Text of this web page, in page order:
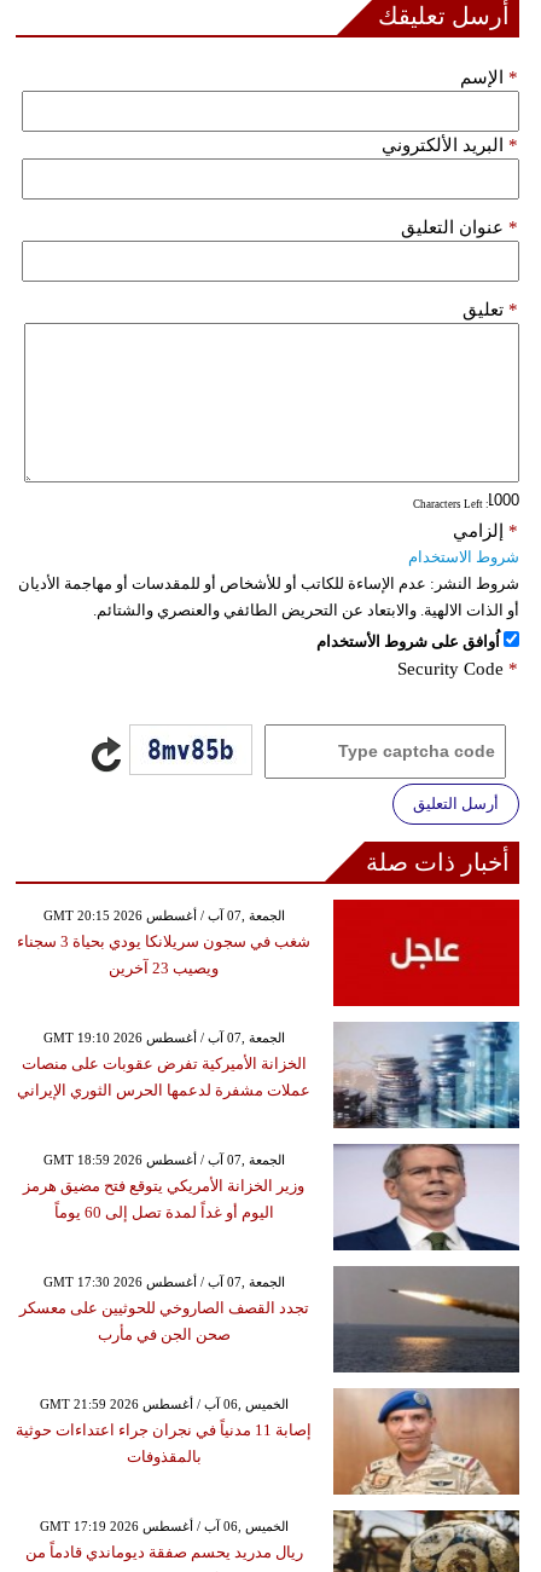
أرسل تعليقك
الإسم *
البريد الألكتروني *
عنوان التعليق *
تعليق *
: Characters Left
إلزامي *
شروط الاستخدام
شروط النشر: عدم الإساءة للكاتب أو للأشخاص أو للمقدسات أو مهاجمة الأديان
أو الذات الالهية. والابتعاد عن التحريض الطائفي والعنصري والشتائم.
اُوافق على شروط الأستخدام
Security Code *
أرسل التعليق
أخبار ذات صلة
GMT 20:15 2026 الجمعة ,07 آب / أغسطس
شغب في سجون سريلانكا يودي بحياة 3 سجناء
ويصيب 23 آخرين
GMT 19:10 2026 الجمعة ,07 آب / أغسطس
الخزانة الأميركية تفرض عقوبات على منصات
عملات مشفرة لدعمها الحرس الثوري الإيراني
GMT 18:59 2026 الجمعة ,07 آب / أغسطس
وزير الخزانة الأمريكي يتوقع فتح مضيق هرمز
اليوم أو غداً لمدة تصل إلى 60 يوماً
GMT 17:30 2026 الجمعة ,07 آب / أغسطس
تجدد القصف الصاروخي للحوثيين على معسكر
صحن الجن في مأرب
GMT 21:59 2026 الخميس ,06 آب / أغسطس
إصابة 11 مدنياً في نجران جراء اعتداءات حوثية
بالمقذوفات
GMT 17:19 2026 الخميس ,06 آب / أغسطس
ريال مدريد يحسم صفقة ديوماندي قادماً من